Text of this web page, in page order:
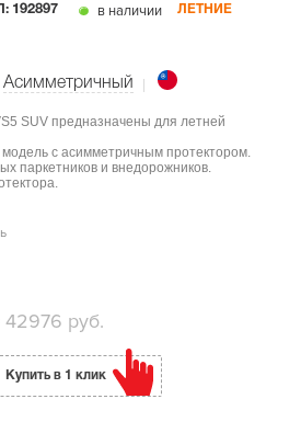
192897 в наличии ЛЕТНИЕ
Асимметричный
SUV предназначены для летней
с асимметричным протектором.
паркетников и внедорожников.
42976 руб.
Купить в 1 клик